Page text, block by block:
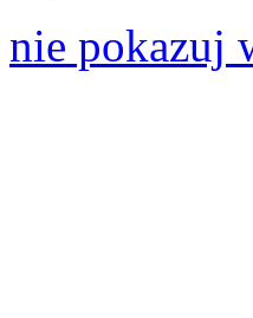
nie pokazuj